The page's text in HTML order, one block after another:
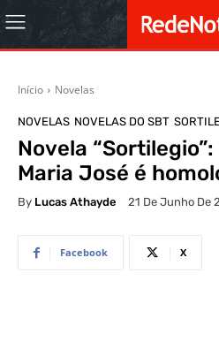
Início Novelas
NOVELAS NOVELAS DO SBT
Novela
Maria José é
By Lucas Athayde 21 De Junho De
Facebook X